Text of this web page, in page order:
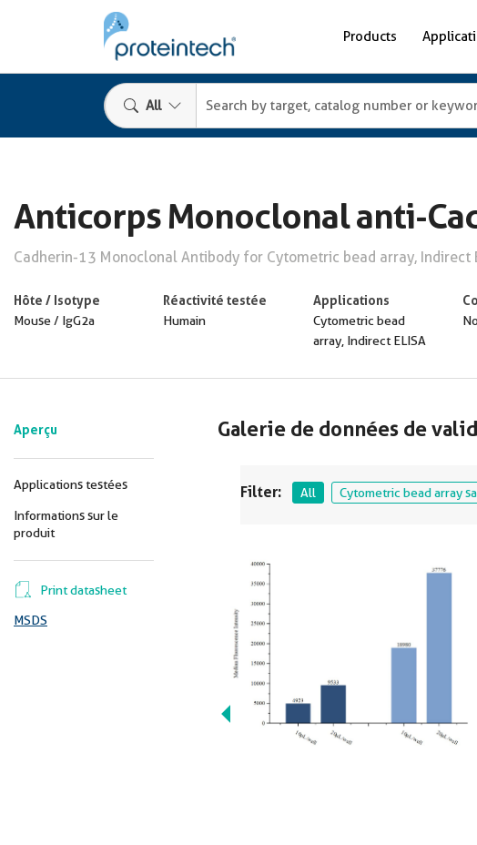
Products
All
Anticorps Monoclonal anti-
Cadherin-13 Monoclonal Antibody for Cytometric bead array, Indirect
Hôte / Isotype
Mouse / IgG2a
Réactivité testée
Humain
Applications
Cytometric bead
array, Indirect ELISA
Aperçu
Applications testées
Informations sur le
produit
Print datasheet
MSDS
Galerie de données de
Filter: All Cytometric bead array